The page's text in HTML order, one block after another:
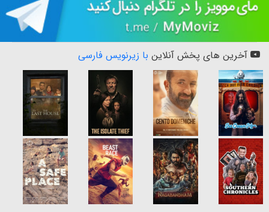
آخرین های پخش آنلاین با زیرنویس فارسی